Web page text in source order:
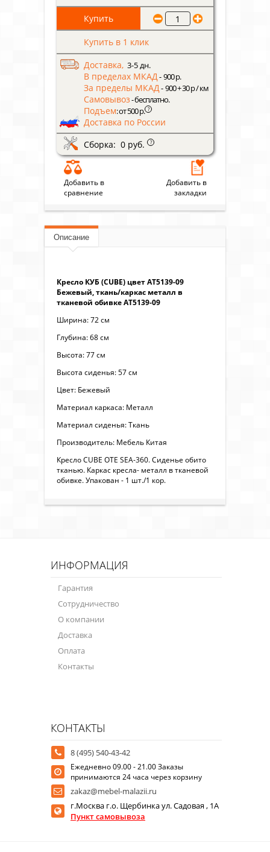
Купить в 1 клик
Доставка, 3-5 дн.
В пределах МКАД- 900 р.
За пределы МКАД- 900 + 30 р / км
Самовывоз- бесплатно.
Подъем: от 500 р. ?
Доставка по России
Сборка: 0 руб.
?
Добавить в
сравнение
Добавить в
закладки
Описание
Кресло КУБ (CUBE) цвет AT5139-09
Бежевый, ткань/каркас металл в
тканевой обивке AT5139-09
Ширина: 72 см
Глубина: 68 см
Высота: 77 см
Высота сиденья: 57 см
Цвет: Бежевый
Материал каркаса: Металл
Материал сиденья: Ткань
Производитель: Мебель Китая
Кресло CUBE OTE SEA-360. Сиденье обито
тканью. Каркас кресла- металл в тканевой
обивке. Упакован - 1 шт./1 кор.
ИНФОРМАЦИЯ
Гарантия
Сотрудничество
О компании
Доставка
Оплата
Контакты
КОНТАКТЫ
8 (495) 540-43-42
Ежедневно 09.00 - 21.00 Заказы
принимаются 24 часа через корзину
zakaz@mebel-malazii.ru
г.Москва г.о. Щербинка ул. Садовая , 1А
Пункт самовывоза